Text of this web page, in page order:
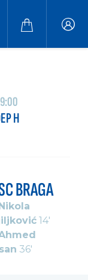
H
BRAGA
14'
36'